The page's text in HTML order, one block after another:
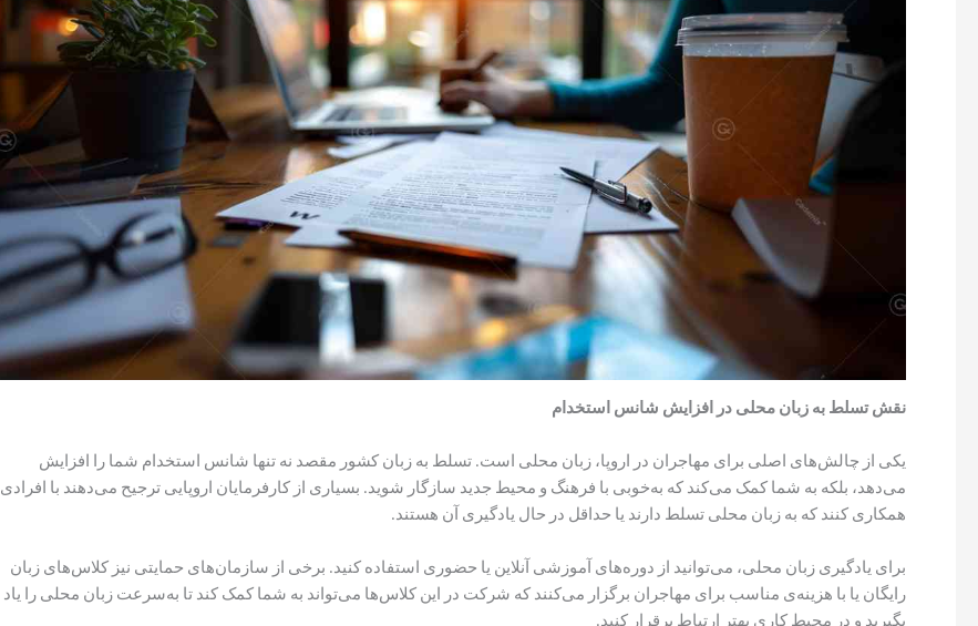
نقش تسلط به زبان محلی در افزایش شانس استخدام
یکی از چالش‌های اصلی برای مهاجران در اروپا، زبان محلی است. تسلط به زبان کشور مقصد نه تنها شانس استخدام شما را افزایش
می‌دهد، بلکه به شما کمک می‌کند که به‌خوبی با فرهنگ و محیط جدید سازگار شوید. بسیاری از کارفرمایان اروپایی ترجیح می‌دهند با افرادی
همکاری کنند که به زبان محلی تسلط دارند یا حداقل در حال یادگیری آن هستند.
برای یادگیری زبان محلی، می‌توانید از دوره‌های آموزشی آنلاین یا حضوری استفاده کنید. برخی از سازمان‌های حمایتی نیز کلاس‌های زبان
رایگان یا با هزینه‌ی مناسب برای مهاجران برگزار می‌کنند که شرکت در این کلاس‌ها می‌تواند به شما کمک کند تا به‌سرعت زبان محلی را یاد
بگیرید و در محیط کاری بهتر ارتباط برقرار کنید.